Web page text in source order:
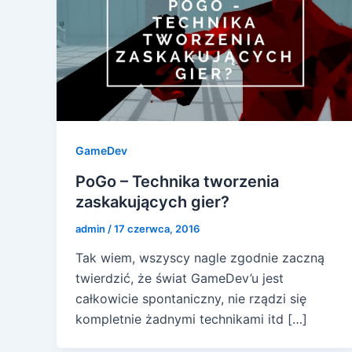
GameDev
PoGo – Technika tworzenia
zaskakujących gier?
admin /17 czerwca, 2016
Tak wiem, wszyscy nagle zgodnie zaczną
twierdzić, że świat GameDev’u jest
całkowicie spontaniczny, nie rządzi się
kompletnie żadnymi technikami itd […]